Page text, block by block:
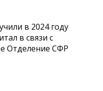
в 2024 году
в связи с
Отделение СФР